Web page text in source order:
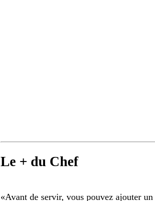
Le + du Chef
«Avant de servir, vous pouvez ajouter